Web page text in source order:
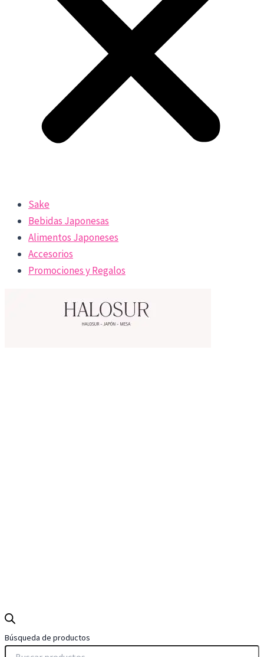
Sake
Bebidas Japonesas
Alimentos Japoneses
Accesorios
Promociones y Regalos
Búsqueda de productos